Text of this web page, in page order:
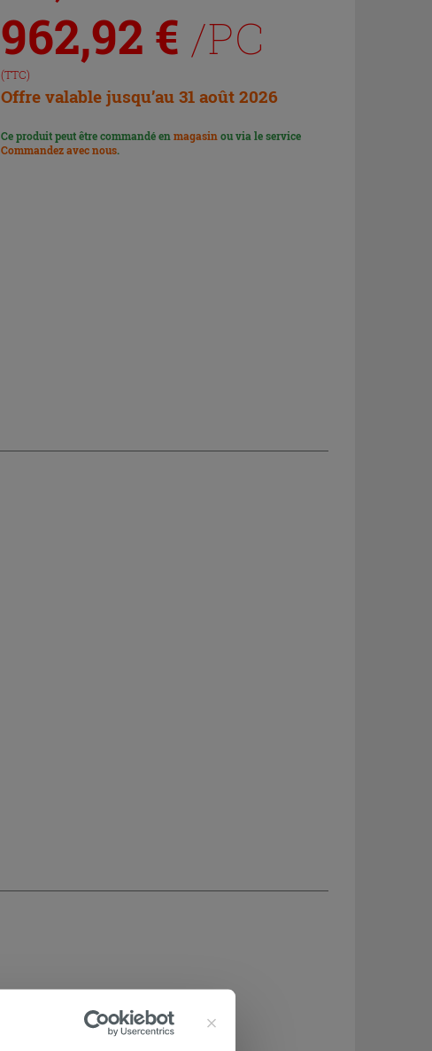
962,92 € /PC
(TTC)
Offre valable jusqu’au 31 août 2026
Ce produit peut être commandé en magasin ou via le service
Commandez avec nous.